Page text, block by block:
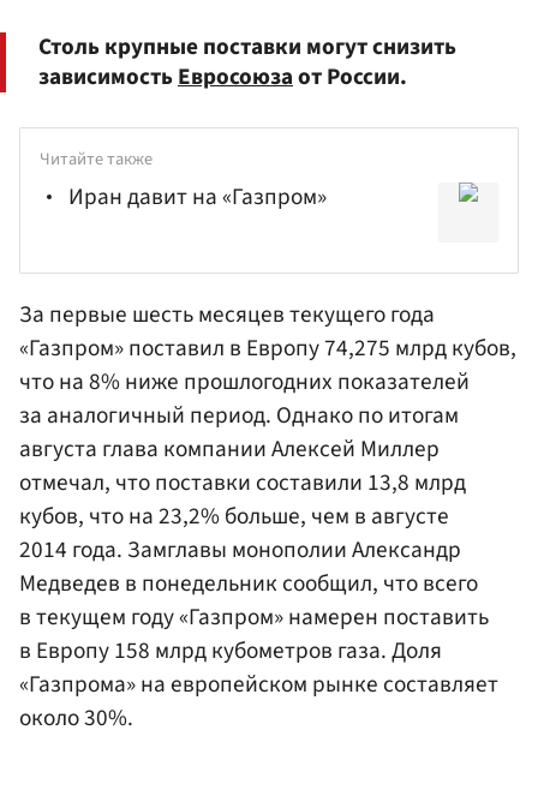
Столь крупные поставки могут снизить
зависимостьЕвросоюзаот России.
Читайте также
Иран давит на «Газпром»
За первые шесть месяцев текущего года
«Газпром»поставил в Европу 74,275 млрд кубов,
что на 8% ниже прошлогодних показателей
за аналогичный период. Однако по итогам
августа глава компанииАлексей Миллер
отмечал, что поставки составили 13,8 млрд
кубов, что на 23,2% больше, чем в августе
2014 года. Замглавы монополииАлександр
Медведев в понедельник сообщил, что всего
в текущем году «Газпром» намерен поставить
в Европу 158 млрд кубометров газа. Доля
«Газпрома» на европейском рынке составляет
около 30%.